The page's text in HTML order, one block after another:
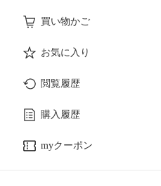
買い物かご
お気に入り
閲覧履歴
購入履歴
myクーポン